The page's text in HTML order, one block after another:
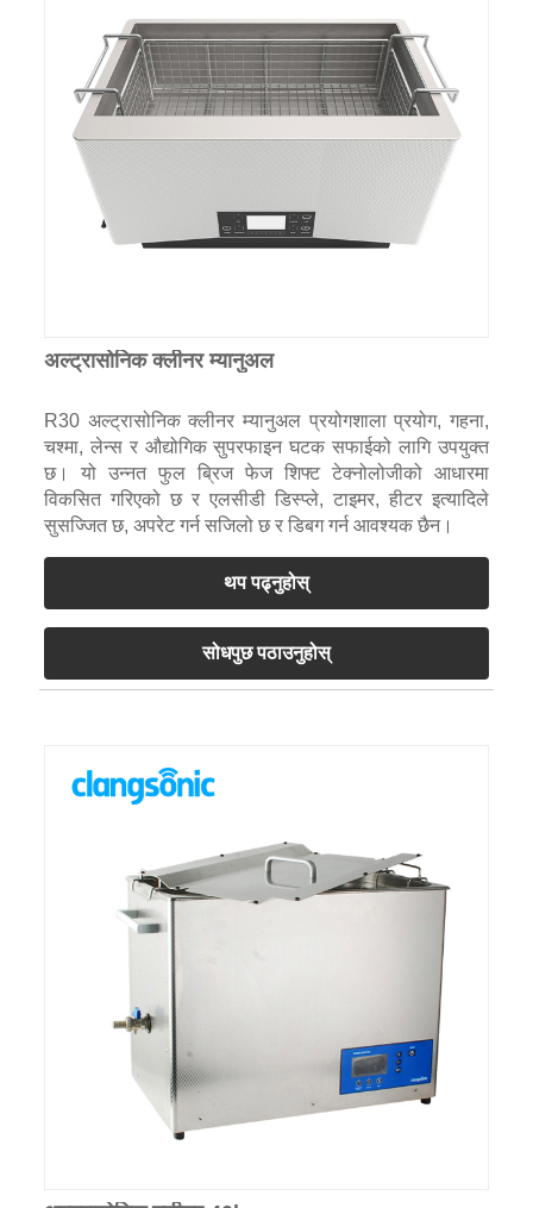
अल्ट्रासोनिक क्लीनर म्यानुअल
R30 अल्ट्रासोनिक क्लीनर म्यानुअल प्रयोगशाला प्रयोग, गहना,
चश्मा, लेन्स र औद्योगिक सुपरफाइन घटक सफाईको लागि उपयुक्त
छ। यो उन्नत फुल ब्रिज फेज शिफ्ट टेक्नोलोजीको आधारमा
विकसित गरिएको छ र एलसीडी डिस्प्ले, टाइमर, हीटर इत्यादिले
सुसज्जित छ, अपरेट गर्न सजिलो छ र डिबग गर्न आवश्यक छैन।
थप पढ्नुहोस्
सोधपुछ पठाउनुहोस्